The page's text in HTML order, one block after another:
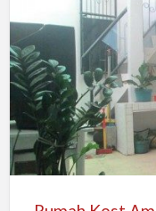
Aman
Nyaman
Daerah
Ngagel
Kota